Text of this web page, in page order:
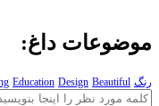
موضوعات داغ:
رنگ Education Design Beautiful